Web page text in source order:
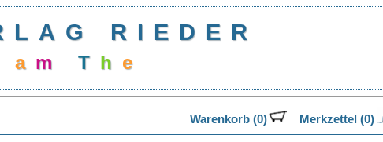
RIEDER
am Th ea
Warenkorb (0) Merkzettel (0)